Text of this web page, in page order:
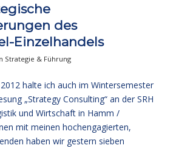
des
Einzelhandels
Strategie & Führung
halte ich auch im Wintersemester
„Strategy Consulting“ an der SRH
und Wirtschaft in Hamm /
mit meinen hochengagierten,
haben wir gestern sieben